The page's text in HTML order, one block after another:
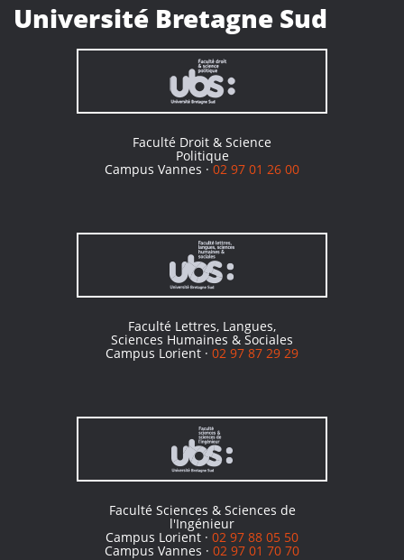
Université Bretagne Sud
Faculté Droit & Science
Politique
Campus Vannes ·02 97 01 26 00
Faculté Lettres, Langues,
Sciences Humaines & Sociales
Campus Lorient · 02 97 87 29 29
Faculté Sciences & Sciences de
l'Ingénieur
Campus Lorient · 02 97 88 05 50
Campus Vannes · 02 97 01 70 70